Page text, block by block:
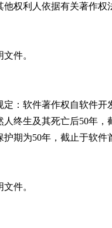
权利人依据有关著作
件。
定：软件著作权自软件
终生及其死亡后50年
期为50年，截止于软
件。